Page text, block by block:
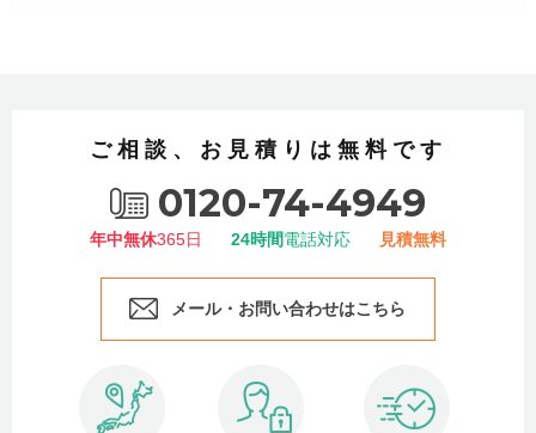
ご相談、お見積りは無料です
0120-74-4949
年中無休365日 24時間電話対応 見積無料
メール・お問い合わせはこちら